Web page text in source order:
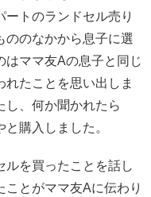
トのランドセル売り
ののなかから息子に選
はママ友Aの息子と同じ
れたことを思い出しま
し、何か聞かれたら
購入しました。
ルを買ったことを話し
とがママ友Aに伝わり